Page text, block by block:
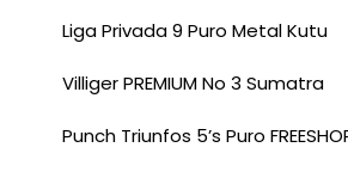
Liga Privada 9 Puro Metal Kutu
Villiger PREMIUM No 3 Sumatra
Punch Triunfos 5’s Puro